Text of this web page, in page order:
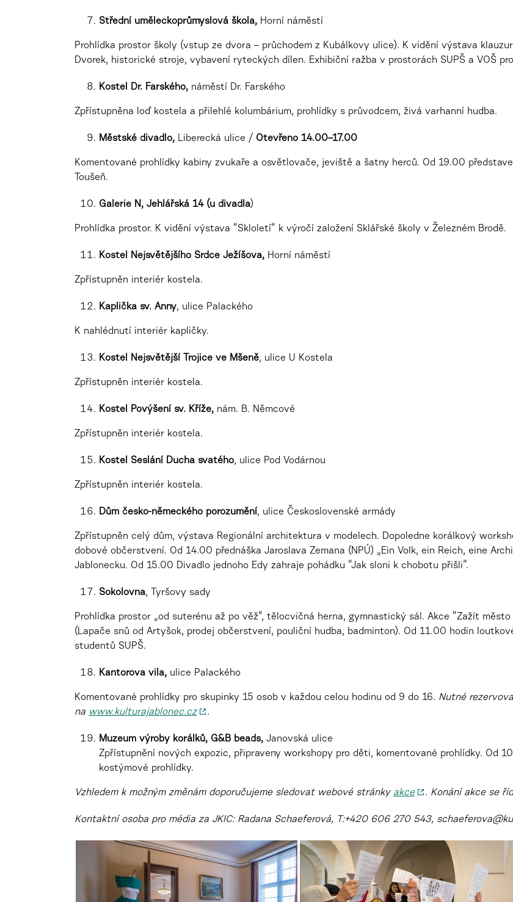
Střední uměleckoprůmyslová škola, Horní náměstí
Prohlídka prostor školy (vstup ze dvora – průchodem z Kubálkovy ulice). K vidění výstava
Dvorek, historické stroje, vybavení ryteckých dílen. Exhibiční ražba v prostorách SUPŠ a VOŠ
Kostel Dr. Farského, náměstí Dr. Farského
Zpřístupněna loď kostela a přilehlé kolumbárium, prohlídky s průvodcem, živá varhanní hudba.
Městské divadlo, Liberecká ulice / Otevřeno 14.00–17.00
Komentované prohlídky kabiny zvukaře a osvětlovače, jeviště a šatny herců. Od 19.00
Toušeň.
Galerie N, Jehlářská 14 (u divadla)
Prohlídka prostor. K vidění výstava “Skloletí“ k výročí založení Sklářské školy v Železném Brodě.
Kostel Nejsvětějšího Srdce Ježíšova, Horní náměstí
Zpřístupněn interiér kostela.
Kaplička sv. Anny, ulice Palackého
K nahlédnutí interiér kapličky.
Kostel Nejsvětější Trojice ve Mšeně, ulice U Kostela
Zpřístupněn interiér kostela.
Kostel Povýšení sv. Kříže, nám. B. Němcové
Zpřístupněn interiér kostela.
Kostel Seslání Ducha svatého, ulice Pod Vodárnou
Zpřístupněn interiér kostela.
Dům česko-německého porozumění, ulice Československé armády
Zpřístupněn celý dům, výstava Regionální architektura v modelech. Dopoledne korálkový
dobové občerstvení. Od 14.00 přednáška Jaroslava Zemana (NPÚ) „Ein Volk, ein Reich, eine
Jablonecku. Od 15.00 Divadlo jednoho Edy zahraje pohádku “Jak sloni k chobotu přišli”.
Sokolovna, Tyršovy sady
Prohlídka prostor „od suterénu až po věž“, tělocvičná herna, gymnastický sál. Akce “Zažít
(Lapače snů od Artyšok, prodej občerstvení, pouliční hudba, badminton). Od 11.00 hodin
studentů SUPŠ.
Kantorova vila, ulice Palackého
Komentované prohlídky pro skupinky 15 osob v každou celou hodinu od 9 do 16. Nutné
na www.kulturajablonec.cz .
Muzeum výroby korálků, G&B beads, Janovská ulice
Zpřístupnění nových expozic, připraveny workshopy pro děti, komentované prohlídky. Od
kostýmové prohlídky.
Vzhledem k možným změnám doporučujeme sledovat webové stránky akce . Konání akce se
Kontaktní osoba pro média za JKIC: Radana Schaeferová, T:+420 606 270 543,